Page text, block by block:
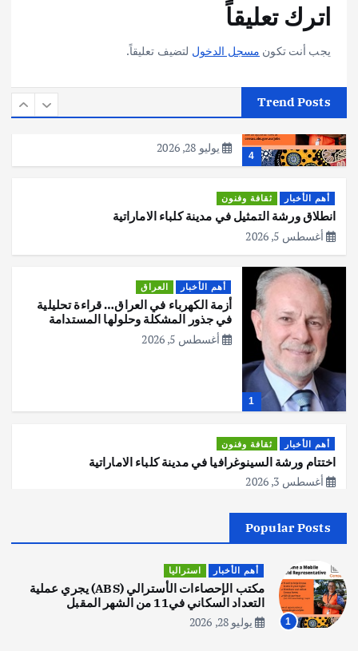
اترك تعليقاً
يجب أنت تكون مسجل الدخول لتضيف تعليقاً.
Trend Posts
هوي آن… مدينة الفوانيس وسحر التاريخ
4
مكتب الإحصاءات الأسترالي (ABS) يجري
عملية التعداد السكاني في11 من الشهر
يوليو 28, 2026
أهم الأخبار ثقافة وفنون
انطلاق ورشة التمثيل في مدينة كلباء الاماراتية
أغسطس 5, 2026
1
أهم الأخبار العراق
أزمة الكهرباء في العراق… قراءة تحليلية
في جذور المشكلة وحلولها المستدامة
أغسطس 5, 2026
أهم الأخبار ثقافة وفنون
اختتام ورشة السينوغرافيا في مدينة كلباء الاماراتية
أغسطس 3, 2026
2
اصبح بطلاً لأستراليا بلعبة كمال الاجسام
يوليو 30, 2026
Popular Posts
1
أهم الأخبار استراليا
مكتب الإحصاءات الأسترالي (ABS) يجري عملية
التعداد السكاني في11 من الشهر المقبل
يوليو 28, 2026